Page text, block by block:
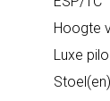
Hoogte
Luxe